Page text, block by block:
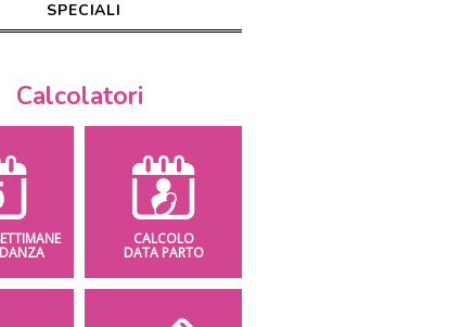
SPECIALI
Calcolatori
CALCOLO
DATA PARTO